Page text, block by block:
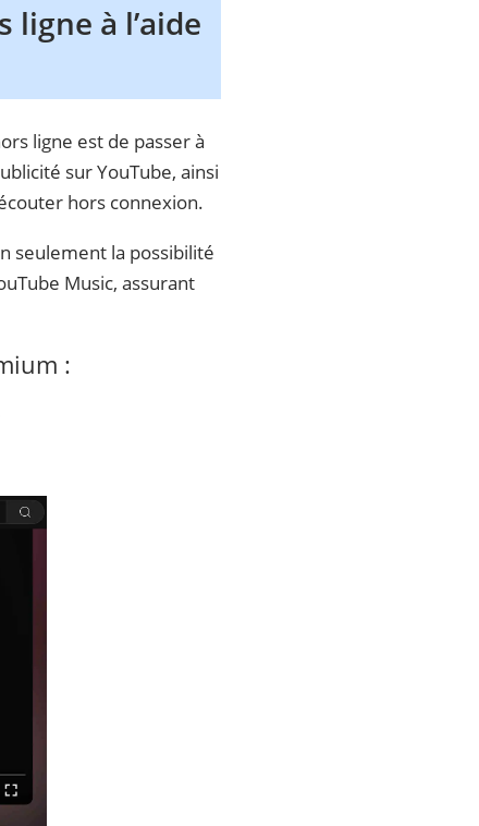
à l’aide
ligne est de passer à
sur YouTube, ainsi
hors connexion.
seulement la possibilité
Music, assurant
: